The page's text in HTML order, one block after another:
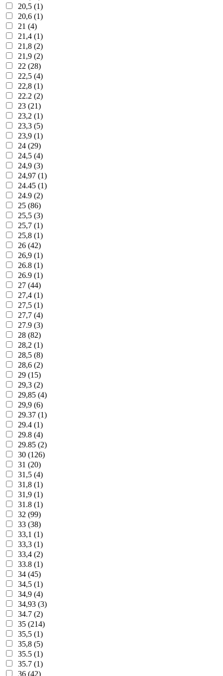
20,5 (1)
20,6 (1)
21 (4)
21,4 (1)
21,8 (2)
21,9 (2)
22 (28)
22,5 (4)
22,8 (1)
22.2 (2)
23 (21)
23,2 (1)
23,3 (5)
23,9 (1)
24 (29)
24,5 (4)
24,9 (3)
24,97 (1)
24.45 (1)
24.9 (2)
25 (86)
25,5 (3)
25,7 (1)
25,8 (1)
26 (42)
26,9 (1)
26.8 (1)
26.9 (1)
27 (44)
27,4 (1)
27,5 (1)
27,7 (4)
27.9 (3)
28 (82)
28,2 (1)
28,5 (8)
28,6 (2)
29 (15)
29,3 (2)
29,85 (4)
29,9 (6)
29.37 (1)
29.4 (1)
29.8 (4)
29.85 (2)
30 (126)
31 (20)
31,5 (4)
31,8 (1)
31,9 (1)
31.8 (1)
32 (99)
33 (38)
33,1 (1)
33,3 (1)
33,4 (2)
33.8 (1)
34 (45)
34,5 (1)
34,9 (4)
34,93 (3)
34.7 (2)
35 (214)
35,5 (1)
35,8 (5)
35.5 (1)
35.7 (1)
36 (42)